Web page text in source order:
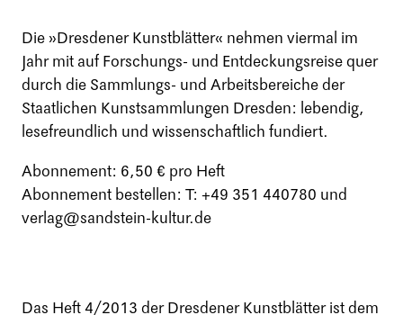
Die »Dresdener Kunstblätter« nehmen viermal im
Jahr mit auf Forschungs- und Entdeckungsreise quer
durch die Sammlungs- und Arbeitsbereiche der
Staatlichen Kunstsammlungen Dresden: lebendig,
lesefreundlich und wissenschaftlich fundiert.
Abonnement: 6,50 € pro Heft
Abonnement bestellen: T: +49 351 440780 und
verlag@sandstein-kultur.de
Das Heft 4/2013 der Dresdener Kunstblätter ist dem